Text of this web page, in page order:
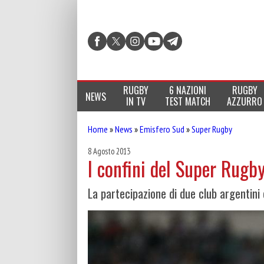
NEWS RUGBY
IN TV
6 NAZIONI
TEST MATCH
RUGBY
AZZURRO
Home »News »Emisfero Sud »Super Rugby
8 Agosto 2013
I confini del Super
La partecipazione di due club